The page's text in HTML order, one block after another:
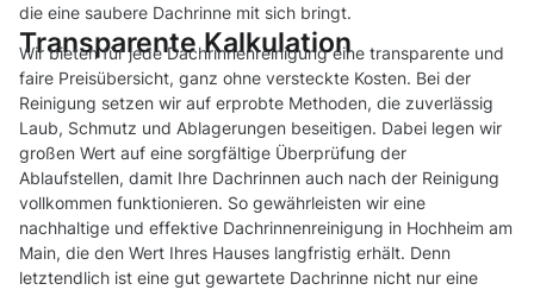
die eine saubere Dachrinne mit sich bringt.
Transparente Kalkulation
Wir bieten für jede Dachrinnenreinigung eine transparente und
faire Preisübersicht, ganz ohne versteckte Kosten. Bei der
Reinigung setzen wir auf erprobte Methoden, die zuverlässig
Laub, Schmutz und Ablagerungen beseitigen. Dabei legen wir
großen Wert auf eine sorgfältige Überprüfung der
Ablaufstellen, damit Ihre Dachrinnen auch nach der Reinigung
vollkommen funktionieren. So gewährleisten wir eine
nachhaltige und effektive Dachrinnenreinigung in Hochheim am
Main, die den Wert Ihres Hauses langfristig erhält. Denn
letztendlich ist eine gut gewartete Dachrinne nicht nur eine